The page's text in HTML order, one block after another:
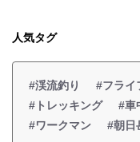
人気タグ
#渓流釣り #フライ
#トレッキング
#車
#ワークマン
#朝日